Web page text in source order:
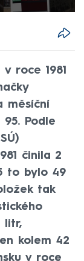
roce 1981
měsíční
Podle
činila 2
to bylo 49
tak
litr,
kolem 42
v roce